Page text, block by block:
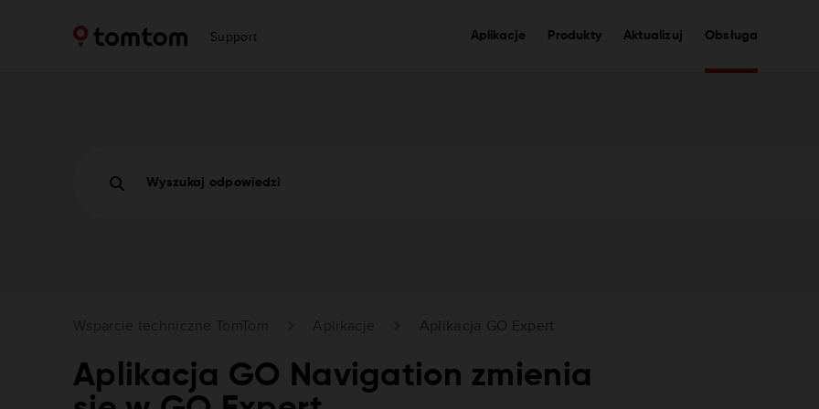
Support Aplikacje Produkty Aktualizuj Obsługa
Wyszukaj odpowiedzi
Aplikacja GO Navigation zmienia